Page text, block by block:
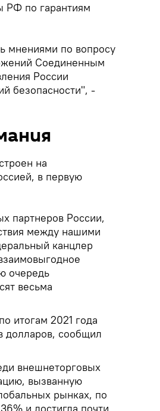
РФ по гарантиям
мнениями по вопросу
Соединенным
России
безопасности", -
на
в первую
партнеров России,
между нашими
канцлер
очередь
весьма
итогам 2021 года
долларов, сообщил
внешнеторговых
вызванную
рынках, по